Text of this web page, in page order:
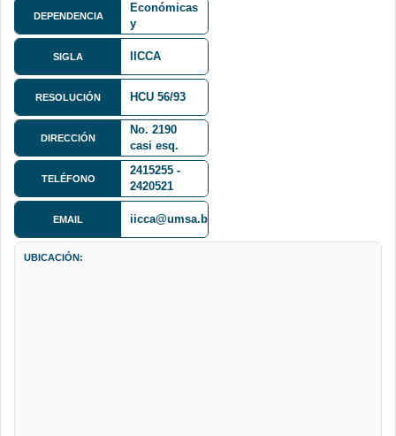
DEPENDENCIA
Económicas
y
Financieras
FCEF
SIGLA IICCA
RESOLUCIÓN HCU 56/93
DIRECCIÓN
Calle
Jacinto
Benavente
No. 2190
casi esq.
Fernando
Guachalla,
Sopocachi
TELÉFONO
2415255 -
2420521
EMAIL iicca@umsa.bo
UBICACIÓN: